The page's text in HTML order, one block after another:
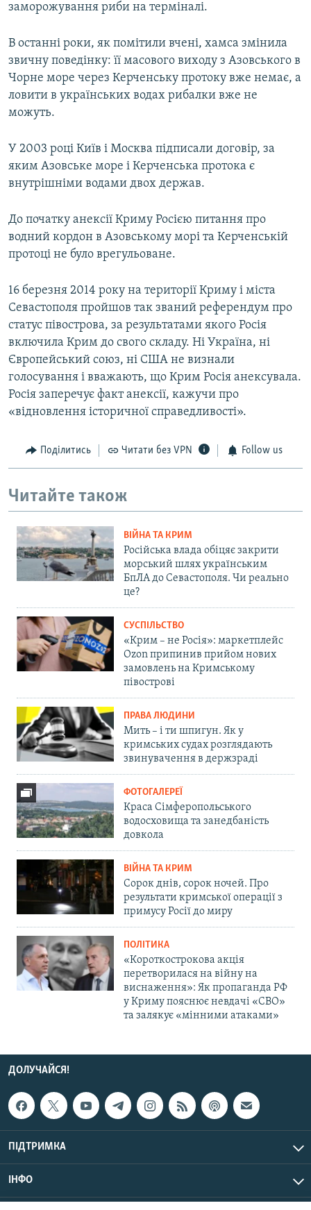
заморожування риби на терміналі.
В останні роки, як помітили вчені, хамса змінила
звичну поведінку: її масового виходу з Азовського в
Чорне море через Керченську протоку вже немає, а
ловити в українських водах рибалки вже не
можуть.
У 2003 році Київ і Москва підписали договір, за
яким Азовське море і Керченська протока є
внутрішніми водами двох держав.
До початку анексії Криму Росією питання про
водний кордон в Азовському морі та Керченській
протоці не було врегульоване.
16 березня 2014 року на території Криму і міста
Севастополя пройшов так званий референдум про
статус півострова, за результатами якого Росія
включила Крим до свого складу. Ні Україна, ні
Європейський союз, ні США не визнали
голосування і вважають, що Крим Росія анексувала.
Росія заперечує факт анексії, кажучи про
«відновлення історичної справедливості».
Поділитись Читати без VPN Follow us
Читайте також
ВІЙНА ТА КРИМ
Російська влада обіцяє закрити
морський шлях українським
БпЛА до Севастополя. Чи реально
це?
СУСПІЛЬСТВО
«Крим – не Росія»: маркетплейс
Ozon припинив прийом нових
замовлень на Кримському
півострові
ПРАВА ЛЮДИНИ
Мить – і ти шпигун. Як у
кримських судах розглядають
звинувачення в держзраді
ФОТОГАЛЕРЕЇ
Краса Сімферопольського
водосховища та занедбаність
довкола
ВІЙНА ТА КРИМ
Сорок днів, сорок ночей. Про
результати кримської операції з
примусу Росії до миру
ПОЛІТИКА
«Короткострокова акція
перетворилася на війну на
виснаження»: Як пропаганда РФ
у Криму пояснює невдачі «СВО»
та залякує «мінними атаками»
ДОЛУЧАЙСЯ!
ПІДТРИМКА
ІНФО